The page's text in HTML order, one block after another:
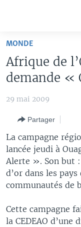
Retour
navigation
Retour
la
recherche
AFRIQUE
SPORT
TV
WASHINGTON
FOCUS SAHEL
REPORTAGES
CARNET DE SANTÉ
À VOTRE AVIS
VOTRE SANTÉ
LE MONDE AU
L'AMÉRIQUE ET
RM SHOW
BAMBARA
FULFULDE
LINGALA
SANGO
Apprenez L'anglais
SUIVEZ-NOUS
Langues
MONDE
Afrique de
demande «
29 mai 2009
Partager
La campagne
lancée jeudi à
Alerte ». Son but
d’or dans les
communautés de
Cette campagne
la CEDEAO